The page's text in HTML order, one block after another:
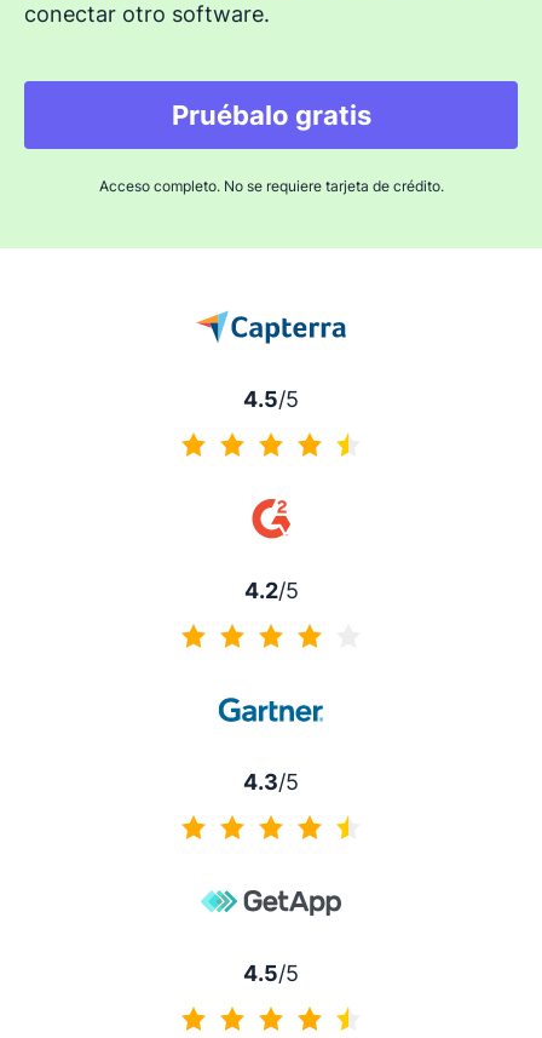
conectar otro software.
Pruébalo gratis
Acceso completo. No se requiere tarjeta de crédito.
4.5/5
4.2/5
4.3/5
4.5/5